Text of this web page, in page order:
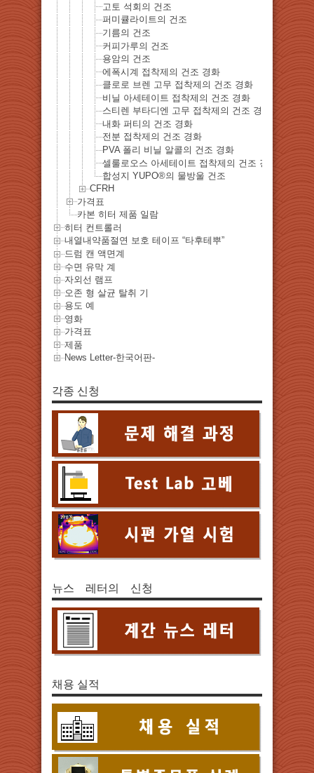
고토 석회의 건조
퍼미큘라이트의 건조
기름의 건조
커피가루의 건조
용암의 건조
에폭시계 접착제의 건조 경화
클로로 브렌 고무 접착제의 건조 경화
비닐 아세테이트 접착제의 건조 경화
스티렌 부타디엔 고무 접착제의 건조 경화
내화 퍼티의 건조 경화
전분 접착제의 건조 경화
PVA 폴리 비닐 알콜의 건조 경화
셀룰로오스 아세테이트 접착제의 건조 경화
합성지 YUPO®의 물방울 건조
CFRH
가격표
카본 히터 제품 일람
히터 컨트롤러
내열내약품절연 보호 테이프 “타후테뿌”
드럼 캔 액면계
수면 유막 계
자외선 램프
오존 형 살균 탈취 기
용도 예
영화
가격표
제품
News Letter-한국어판-
각종 신청
뉴스 레터의 신청
채용 실적